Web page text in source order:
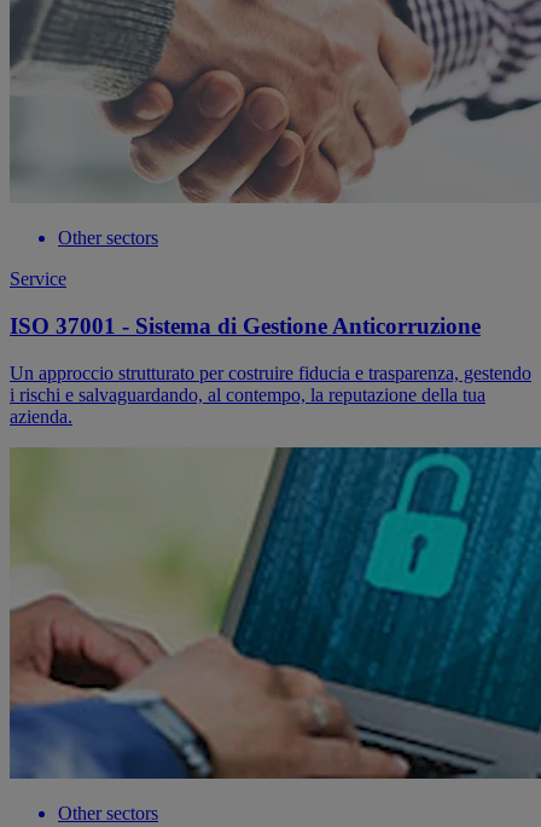
Other sectors
Service
ISO 37001 - Sistema di Gestione Anticorruzione
Un approccio strutturato per costruire fiducia e trasparenza, gestendo
i rischi e salvaguardando, al contempo, la reputazione della tua
azienda.
Other sectors